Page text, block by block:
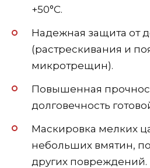
+50°C.
Надежная защита от
(растрескивания и
микротрещин).
Повышенная
долговечность
Маскировка мелких
небольших вмятин,
других повреждений.